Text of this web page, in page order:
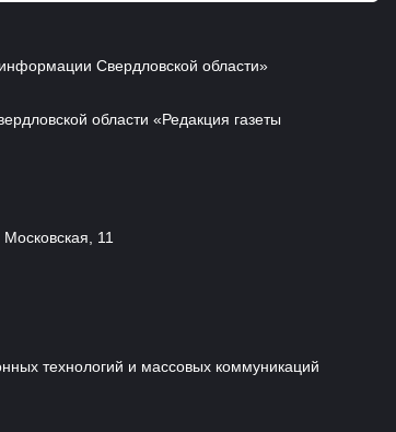
Свердловской области»
области «Редакция газеты
Московская, 11
технологий и массовых коммуникаций